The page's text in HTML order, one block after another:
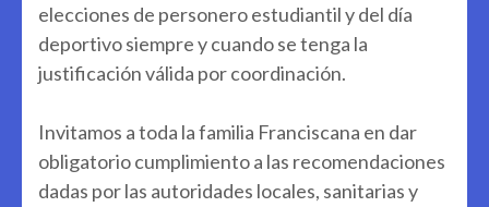
elecciones de personero estudiantil y del día
deportivo siempre y cuando se tenga la
justificación válida por coordinación.
Invitamos a toda la familia Franciscana en dar
obligatorio cumplimiento a las recomendaciones
dadas por las autoridades locales, sanitarias y